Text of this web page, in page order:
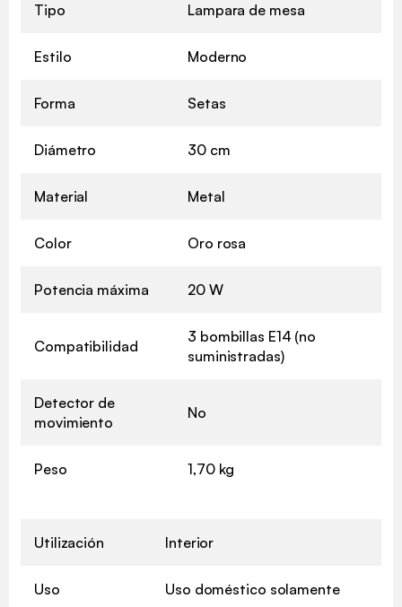
Tipo Lampara de mesa
Estilo Moderno
Forma Setas
Diámetro 30 cm
Material Metal
Color Oro rosa
Potencia máxima 20 W
Compatibilidad
3 bombillas E14 (no
suministradas)
Detector de
movimiento
No
Peso 1,70 kg
Utilización Interior
Uso Uso doméstico solamente